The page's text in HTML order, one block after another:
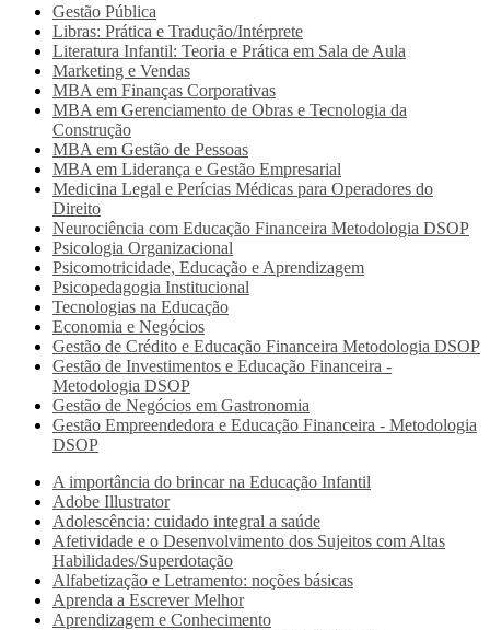
Gestão Pública
Libras: Prática e Tradução/Intérprete
Literatura Infantil: Teoria e Prática em Sala de Aula
Marketing e Vendas
MBA em Finanças Corporativas
MBA em Gerenciamento de Obras e Tecnologia da
Construção
MBA em Gestão de Pessoas
MBA em Liderança e Gestão Empresarial
Medicina Legal e Perícias Médicas para Operadores do
Direito
Neurociência com Educação Financeira Metodologia DSOP
Psicologia Organizacional
Psicomotricidade, Educação e Aprendizagem
Psicopedagogia Institucional
Tecnologias na Educação
Economia e Negócios
Gestão de Crédito e Educação Financeira Metodologia DSOP
Gestão de Investimentos e Educação Financeira -
Metodologia DSOP
Gestão de Negócios em Gastronomia
Gestão Empreendedora e Educação Financeira - Metodologia
DSOP
A importância do brincar na Educação Infantil
Adobe Illustrator
Adolescência: cuidado integral a saúde
Afetividade e o Desenvolvimento dos Sujeitos com Altas
Habilidades/Superdotação
Alfabetização e Letramento: noções básicas
Aprenda a Escrever Melhor
Aprendizagem e Conhecimento